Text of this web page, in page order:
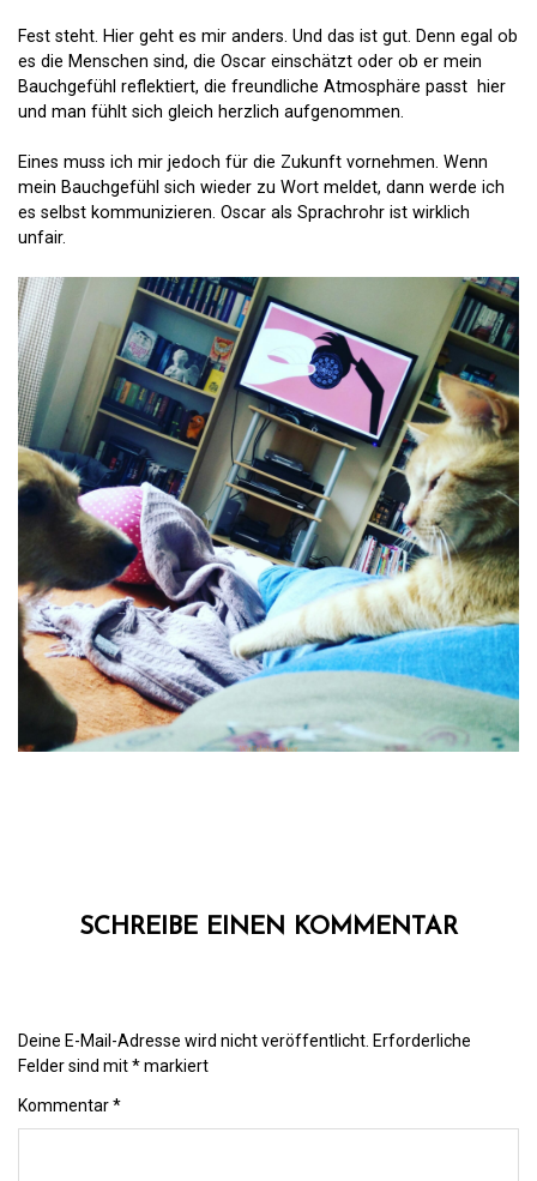
Fest steht. Hier geht es mir anders. Und das ist gut. Denn egal ob
es die Menschen sind, die Oscar einschätzt oder ob er mein
Bauchgefühl reflektiert, die freundliche Atmosphäre passt hier
und man fühlt sich gleich herzlich aufgenommen.
Eines muss ich mir jedoch für die Zukunft vornehmen. Wenn
mein Bauchgefühl sich wieder zu Wort meldet, dann werde ich
es selbst kommunizieren. Oscar als Sprachrohr ist wirklich
unfair.
SCHREIBE EINEN KOMMENTAR
Deine E-Mail-Adresse wird nicht veröffentlicht. Erforderliche
Felder sind mit*markiert
Kommentar*